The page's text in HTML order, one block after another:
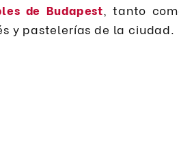
de Budapest , tanto
y pastelerías de la ciudad.